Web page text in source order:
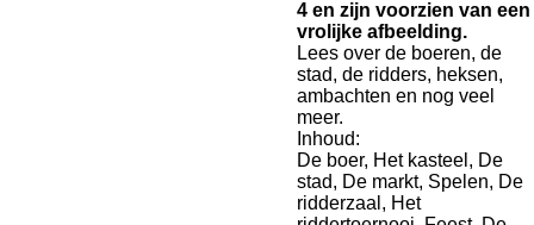
4 en zijn voorzien van een
vrolijke afbeelding.
Lees over de boeren, de
stad, de ridders, heksen,
ambachten en nog veel
meer.
Inhoud:
De boer, Het kasteel, De
stad, De markt, Spelen, De
ridderzaal, Het